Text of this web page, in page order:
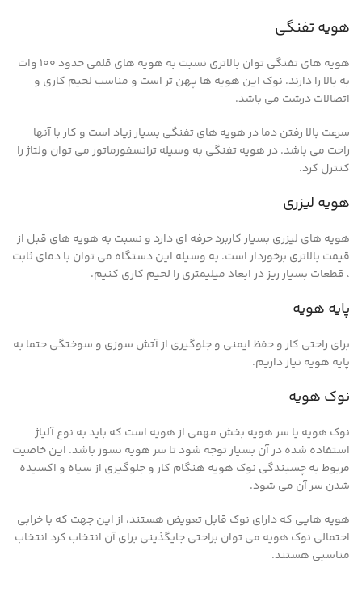
هویه تفنگی
هویه های تفنگی توان بالاتری نسبت به هویه های قلمی حدود ۱۰۰ وات
به بالا را دارند. نوک این هویه ها پهن تر است و مناسب لحیم کاری و
اتصالات درشت می باشد.
سرعت بالا رفتن دما در هویه های تفنگی بسیار زیاد است و کار با آنها
راحت می باشد. در هویه تفنگی به وسیله ترانسفورماتور می توان ولتاژ را
کنترل کرد.
هویه لیزری
هویه های لیزری بسیار کاربرد حرفه ای دارد و نسبت به هویه های قبل از
قیمت بالاتری برخوردار است. به وسیله این دستگاه می توان با دمای ثابت
، قطعات بسیار ریز در ابعاد میلیمتری را لحیم کاری کنیم.
پایه هویه
برای راحتی کار و حفظ ایمنی و جلوگیری از آتش سوزی و سوختگی حتما به
پایه هویه نیاز داریم.
نوک هویه
نوک هویه یا سر هویه بخش مهمی از هویه است که باید به نوع آلیاژ
استفاده شده در آن بسیار توجه شود تا سر هویه نسوز باشد. این خاصیت
مربوط به چسبندگی نوک هویه هنگام کار و جلوگیری از سیاه و اکسیده
شدن سر آن می شود.
هویه هایی که دارای نوک قابل تعویض هستند، از این جهت که با خرابی
احتمالی نوک هویه می توان براحتی جایگذینی برای آن انتخاب کرد انتخاب
مناسبی هستند.